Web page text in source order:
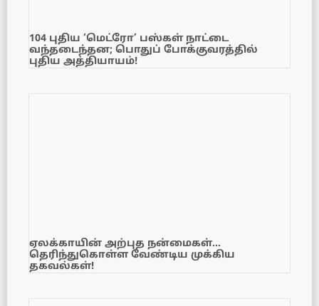
104 புதிய ‘மெட்ரோ’ பஸ்கள் நாட்டை
வந்தடைந்தன; பொதுப் போக்குவரத்தில்
புதிய அத்தியாயம்!
ஏலக்காயின் அற்புத நன்மைகள்…
தெரிந்துகொள்ள வேண்டிய முக்கிய
தகவல்கள்!